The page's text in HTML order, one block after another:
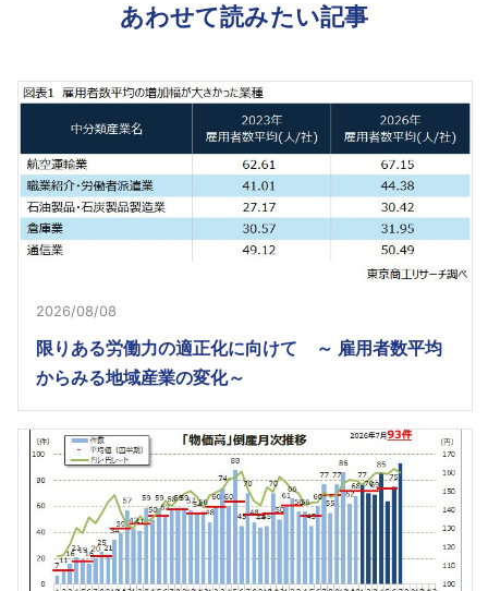
あわせて読みたい記事
2026/08/08
限りある労働力の適正化に向けて ～ 雇用者数平均
からみる地域産業の変化～